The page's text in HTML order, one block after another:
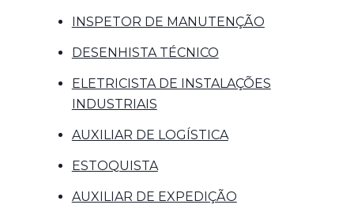
INSPETOR DE MANUTENÇÃO
DESENHISTA TÉCNICO
ELETRICISTA DE INSTALAÇÕES
INDUSTRIAIS
AUXILIAR DE LOGÍSTICA
ESTOQUISTA
AUXILIAR DE EXPEDIÇÃO